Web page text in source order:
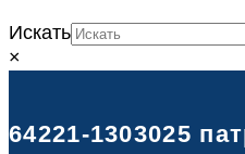
Искать
×
64221-1303025